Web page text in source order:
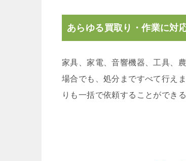
あらゆる買取り・作業に対
家具、家電、音響機器、工具、
場合でも、処分まですべて行え
りも一括で依頼することができ